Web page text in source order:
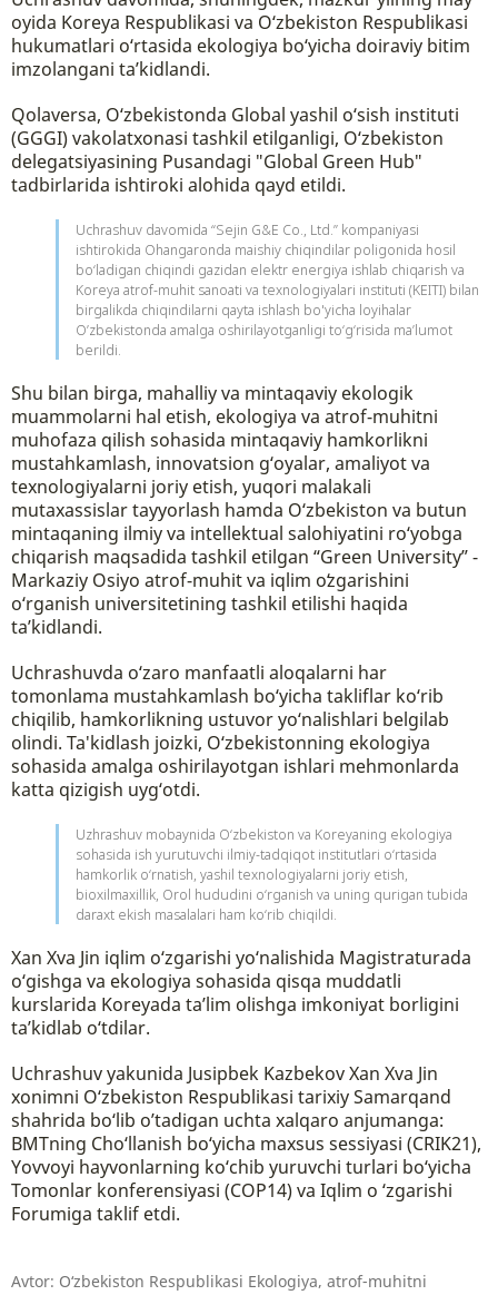
oyida Koreya Respublikasi va O‘zbekiston Respublikasi
hukumatlari o‘rtasida ekologiya bo‘yicha doiraviy bitim
imzolangani ta’kidlandi.
Qolaversa, O‘zbekistonda Global yashil o‘sish instituti
(GGGI) vakolatxonasi tashkil etilganligi, O‘zbekiston
delegatsiyasining Pusandagi "Global Green Hub"
tadbirlarida ishtiroki alohida qayd etildi.
Uchrashuv davomida “Sejin G&E Со., Ltd.” kompaniyasi
ishtirokida Ohangaronda maishiy chiqindilar poligonida hosil
bo‘ladigan chiqindi gazidan elektr energiya ishlab chiqarish va
Koreya atrof-muhit sanoati va texnologiyalari instituti (KEITI) bilan
birgalikda chiqindilarni qayta ishlash bo'yicha loyihalar
O’zbekistonda amalga oshirilayotganligi to‘g‘risida ma’lumot
berildi.
Shu bilan birga, mahalliy va mintaqaviy ekologik
muammolarni hal etish, ekologiya va atrof-muhitni
muhofaza qilish sohasida mintaqaviy hamkorlikni
mustahkamlash, innovatsion g‘oyalar, amaliyot va
texnologiyalarni joriy etish, yuqori malakali
mutaxassislar tayyorlash hamda O‘zbekiston va butun
mintaqaning ilmiy va intellektual salohiyatini ro‘yobga
chiqarish maqsadida tashkil etilgan “Green University” -
Markaziy Osiyo atrof-muhit va iqlim oʻzgarishini
o‘rganish universitetining tashkil etilishi haqida
ta’kidlandi.
Uchrashuvda o‘zaro manfaatli aloqalarni har
tomonlama mustahkamlash bo‘yicha takliflar ko‘rib
chiqilib, hamkorlikning ustuvor yo‘nalishlari belgilab
olindi. Ta'kidlash joizki, O‘zbekistonning ekologiya
sohasida amalga oshirilayotgan ishlari mehmonlarda
katta qizigish uyg‘otdi.
Uzhrashuv mobaynida O‘zbekiston va Koreyaning ekologiya
sohasida ish yurutuvchi ilmiy-tadqiqot institutlari o‘rtasida
hamkorlik o‘rnatish, yashil texnologiyalarni joriy etish,
bioxilmaxillik, Orol hududini o‘rganish va uning qurigan tubida
daraxt ekish masalalari ham ko‘rib chiqildi.
Xan Xva Jin iqlim o‘zgarishi yo‘nalishida Magistraturada
o‘gishga va ekologiya sohasida qisqa muddatli
kurslarida Koreyada ta’lim olishga imkoniyat borligini
ta’kidlab o‘tdilar.
Uchrashuv yakunida Jusipbek Kazbekov Xan Xva Jin
xonimni O‘zbekiston Respublikasi tarixiy Samarqand
shahrida bo‘lib o’tadigan uchta xalqaro anjumanga:
BMTning Cho‘llanish bo‘yicha maxsus sessiyasi (CRIK21),
Yovvoyi hayvonlarning ko‘chib yuruvchi turlari bo‘yicha
Tomonlar konferensiyasi (COP14) va Iqlim o ‘zgarishi
Forumiga taklif etdi.
Avtor: O‘zbekiston Respublikasi Ekologiya, atrof-muhitni